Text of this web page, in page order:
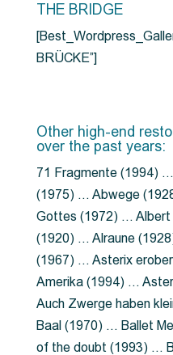
THE BRIDGE
BRÜCKE”]
Other high-end
over the past years:
71 Fragmente (1994)
(1975) … Abwege
Gottes (1972) … Albert
(1920) … Alraune
(1967) … Asterix
Amerika (1994) …
Auch Zwerge haben
Baal (1970) … Ballet
of the doubt (1993) …